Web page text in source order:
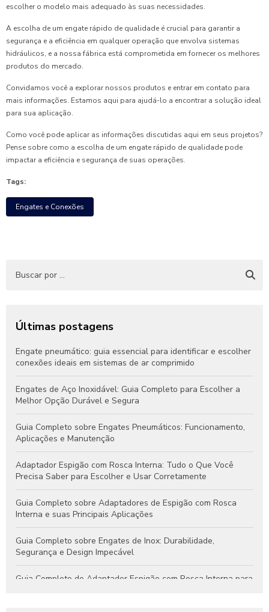
escolher o modelo mais adequado às suas necessidades.
A escolha de um engate rápido de qualidade é crucial para garantir a
segurança e a eficiência em qualquer operação que envolva sistemas
hidráulicos, e a nossa fábrica está comprometida em fornecer os melhores
produtos do mercado.
Convidamos você a explorar nossos produtos e entrar em contato para
mais informações. Estamos aqui para ajudá-lo a encontrar a solução ideal
para sua aplicação.
Como você pode aplicar as informações discutidas aqui em seus projetos?
Pense sobre como a escolha de um engate rápido de qualidade pode
impactar a eficiência e segurança de suas operações.
Tags:
Engates e Conexões
Últimas postagens
Engate pneumático: guia essencial para identificar e escolher
conexões ideais em sistemas de ar comprimido
Engates de Aço Inoxidável: Guia Completo para Escolher a
Melhor Opção Durável e Segura
Guia Completo sobre Engates Pneumáticos: Funcionamento,
Aplicações e Manutenção
Adaptador Espigão com Rosca Interna: Tudo o Que Você
Precisa Saber para Escolher e Usar Corretamente
Guia Completo sobre Adaptadores de Espigão com Rosca
Interna e suas Principais Aplicações
Guia Completo sobre Engates de Inox: Durabilidade,
Segurança e Design Impecável
Guia Completo do Adaptador Espigão com Rosca Interna para